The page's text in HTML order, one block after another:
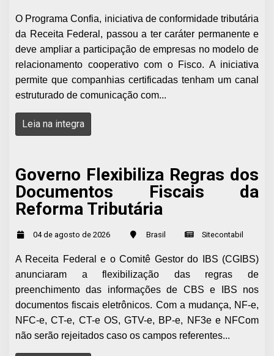
O Programa Confia, iniciativa de conformidade tributária
da Receita Federal, passou a ter caráter permanente e
deve ampliar a participação de empresas no modelo de
relacionamento cooperativo com o Fisco. A iniciativa
permite que companhias certificadas tenham um canal
estruturado de comunicação com...
Leia na integra
Governo Flexibiliza Regras dos
Documentos Fiscais da
Reforma Tributária
04 de agosto de 2026 Brasil Sitecontabil
A Receita Federal e o Comitê Gestor do IBS (CGIBS)
anunciaram a flexibilização das regras de
preenchimento das informações de CBS e IBS nos
documentos fiscais eletrônicos. Com a mudança, NF-e,
NFC-e, CT-e, CT-e OS, GTV-e, BP-e, NF3e e NFCom
não serão rejeitados caso os campos referentes...